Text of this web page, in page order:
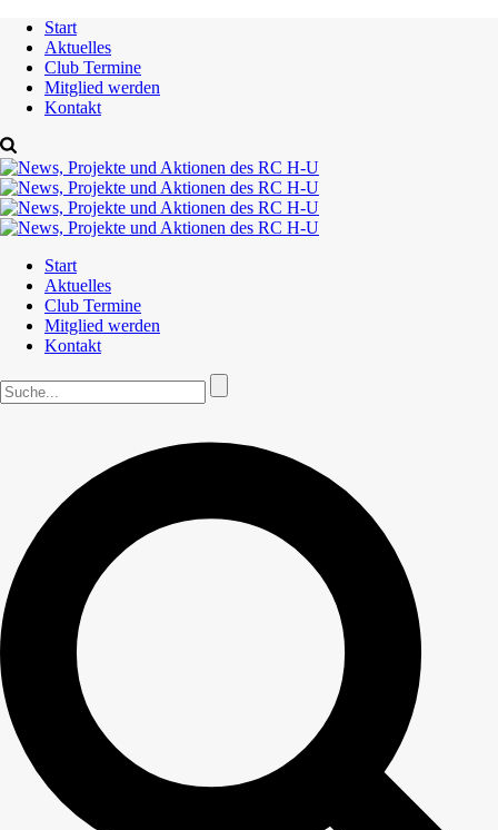
Start
Aktuelles
Club Termine
Mitglied werden
Kontakt
Start
Aktuelles
Club Termine
Mitglied werden
Kontakt